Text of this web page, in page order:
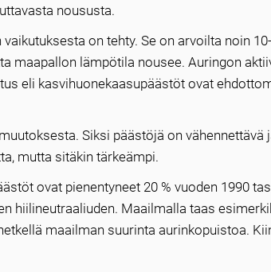
noususta.
on tehty. Se on arvoilta noin
maapallon lämpötila nousee. Auringon
eli kasvihuonekaasupäästöt ovat
Siksi päästöjä on vähennettävä
mutta sitäkin tärkeämpi.
ovat pienentyneet 20 % vuoden 1990
hiilineutraaliuden. Maailmalla taas
maailman suurinta aurinkopuistoa.